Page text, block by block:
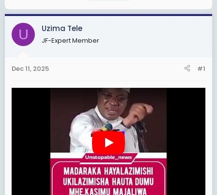
a
d
s
t
r
t
d
a
U Uzima Tele
JF-Expert Member
Dec 11, 2025 #1